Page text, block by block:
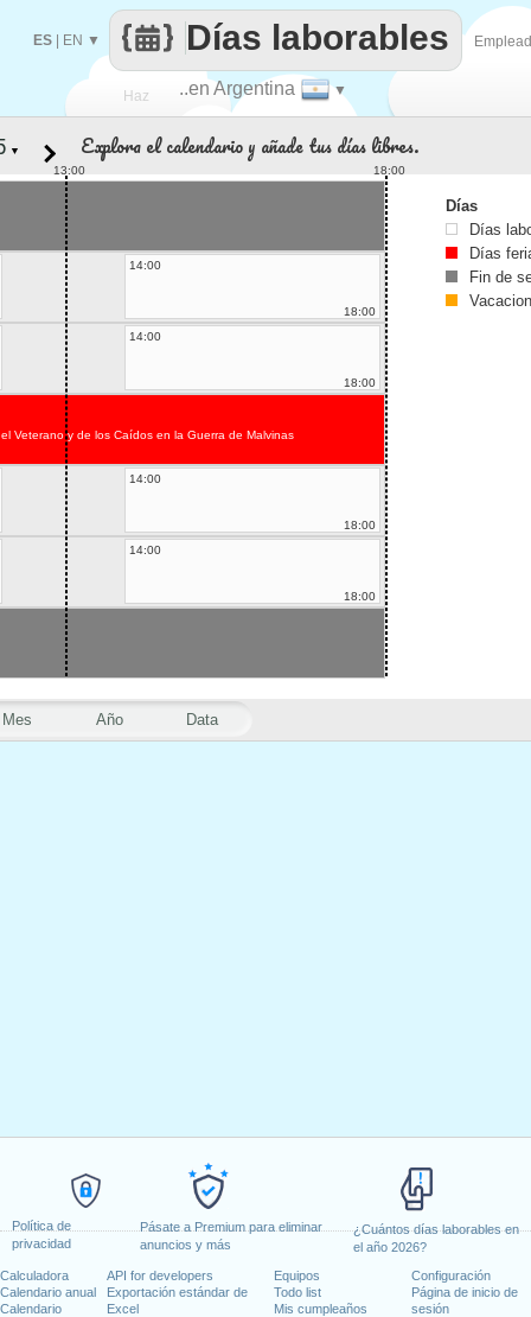
Política de
privacidad
Pásate a Premium para eliminar
anuncios y más
¿Cuántos días laborables en
el año 2026?
Calculadora
Calendario anual
Calendario
API for developers
Exportación estándar de
Excel
Equipos
Todo list
Mis cumpleaños
Configuración
Página de inicio de
sesión
Haz ..en Argentina ▼
Días laborables
ES EN ▼
Mes Año Data
▼ Explora el calendario y añade tus días libres.
13:00 18:00
14:00
18:00
14:00
18:00
Veterano y de los Caídos en la Guerra de Malvinas
14:00
18:00
14:00
18:00
Días
Días
Días
Fin de